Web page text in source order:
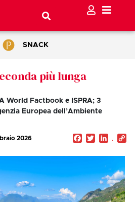
SNACK
più lunga
World Factbook e ISPRA; 3
Europea dell’Ambiente
2026 Facebook
Twitter